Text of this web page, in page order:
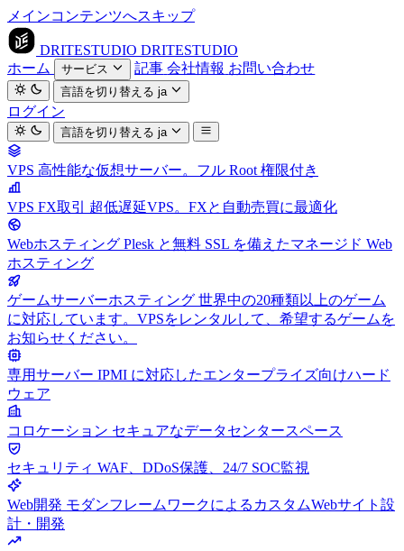
メインコンテンツへスキップ
DRITESTUDIO DRITESTUDIO
ホーム
サービス 記事 会社情報 お問い合わせ
言語を切り替える ja
ログイン
言語を切り替える ja
VPS 高性能な仮想サーバー。フル Root 権限付き
VPS FX取引 超低遅延VPS。FXと自動売買に最適化
Webホスティング Plesk と無料 SSL を備えたマネージド Web
ホスティング
ゲームサーバーホスティング 世界中の20種類以上のゲーム
に対応しています。VPSをレンタルして、希望するゲームを
お知らせください。
専用サーバー IPMI に対応したエンタープライズ向けハード
ウェア
コロケーション セキュアなデータセンタースペース
セキュリティ WAF、DDoS保護、24/7 SOC監視
Web開発 モダンフレームワークによるカスタムWebサイト設
計・開発